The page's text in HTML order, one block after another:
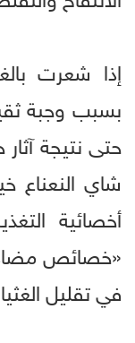
إذا شعرت
بسبب وجبة
حتى نتيجة
شاي النعناع
أخصائية
«خصائص
في تقليل